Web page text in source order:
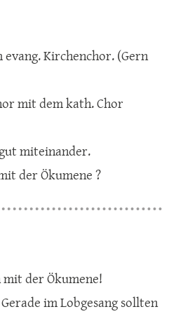
Kirchenchor. (Gern
mit dem kath. Chor
miteinander.
der Ökumene ?
mit der Ökumene!
im Lobgesang sollten